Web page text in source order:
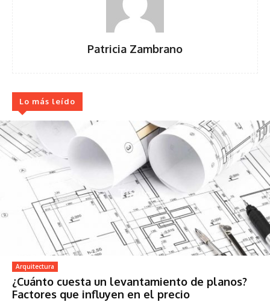
Patricia Zambrano
Lo más leído
Arquitectura
¿Cuánto cuesta un levantamiento de planos?
Factores que influyen en el precio